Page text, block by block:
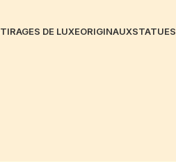
TIRAGES DE LUXEORIGINAUXSTATUES